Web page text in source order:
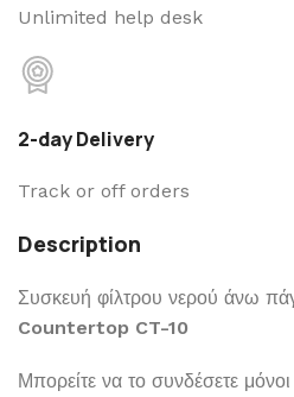
Unlimited help desk
2-day Delivery
Track or off orders
Description
Συσκευή φίλτρου νερού άνω
Countertop CT-10
Μπορείτε να το συνδέσετε